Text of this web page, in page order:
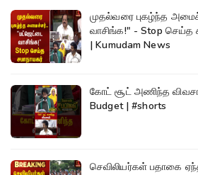
முதல்வரை புகழ்ந்த
வாசிங்க!" - Stop செய்த
| Kumudam News
கோட் சூட் அணிந்த
Budget | #shorts
செவிலியர்கள் பதாகை